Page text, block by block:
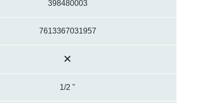
398480003
7613367031957
1/2 "